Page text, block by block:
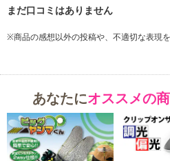
※商品の感想以外の投稿や、不適切な表現
あなたにオススメの